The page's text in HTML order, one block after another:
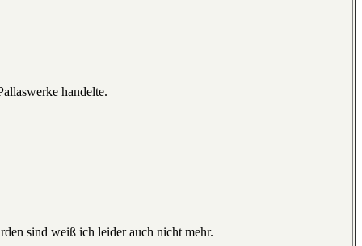
handelte.
sind weiß ich leider auch nicht mehr.